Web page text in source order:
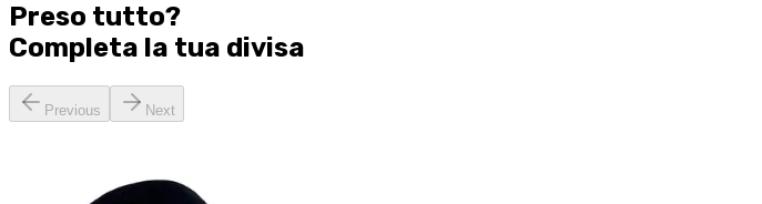
Preso tutto?
Completa la tua divisa
Previous Next